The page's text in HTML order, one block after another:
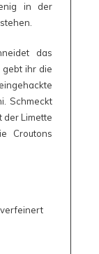
in der
das
gebt ihr die
Schmeckt
der Limette
Croutons
verfeinert